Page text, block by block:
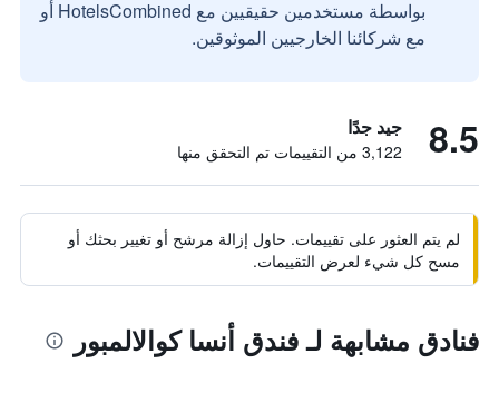
بواسطة مستخدمين حقيقيين مع HotelsCombined أو
مع شركائنا الخارجيين الموثوقين.
8.5 جيد جدًا
3,122 من التقييمات تم التحقق منها
لم يتم العثور على تقييمات. حاول إزالة مرشح أو تغيير بحثك أو
مسح كل شيء لعرض التقييمات.
فنادق مشابهة لـ فندق أنسا كوالالمبور